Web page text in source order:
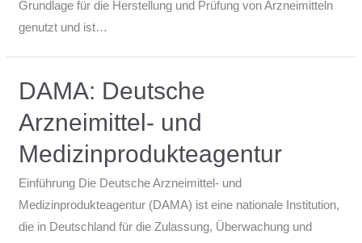
Grundlage für die Herstellung und Prüfung von Arzneimitteln
genutzt und ist…
DAMA: Deutsche
Arzneimittel- und
Medizinprodukteagentur
Einführung Die Deutsche Arzneimittel- und
Medizinprodukteagentur (DAMA) ist eine nationale Institution,
die in Deutschland für die Zulassung, Überwachung und